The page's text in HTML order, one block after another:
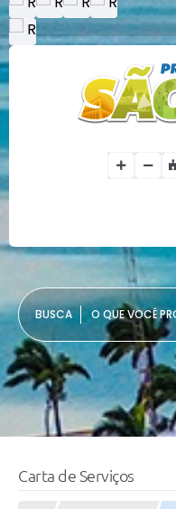
O QUE VOCÊ PROCURA?
Carta de Serviços